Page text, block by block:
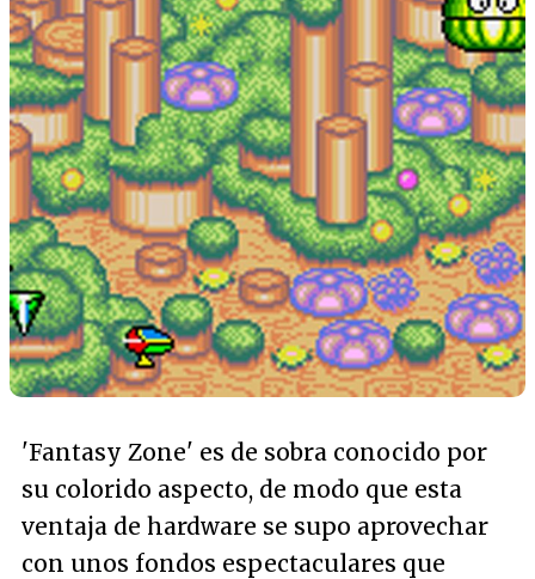
'Fantasy Zone' es de sobra conocido por
su colorido aspecto, de modo que esta
ventaja de hardware se supo aprovechar
con unos fondos espectaculares que